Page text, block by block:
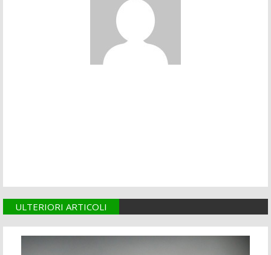
ULTERIORI ARTICOLI